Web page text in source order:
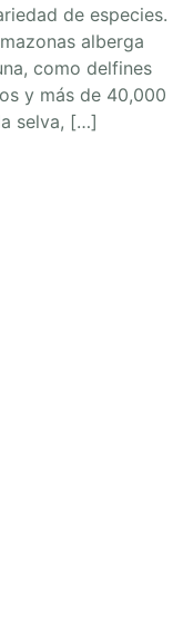
de especies.
alberga
como delfines
y más de 40,000
selva, […]